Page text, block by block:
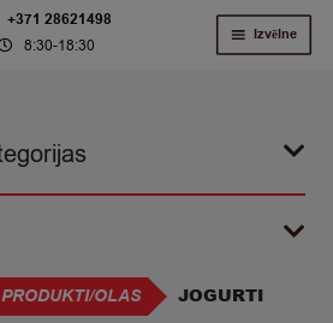
+371 28621498
8:30-18:30
Izvēlne
OLAS JOGURTI